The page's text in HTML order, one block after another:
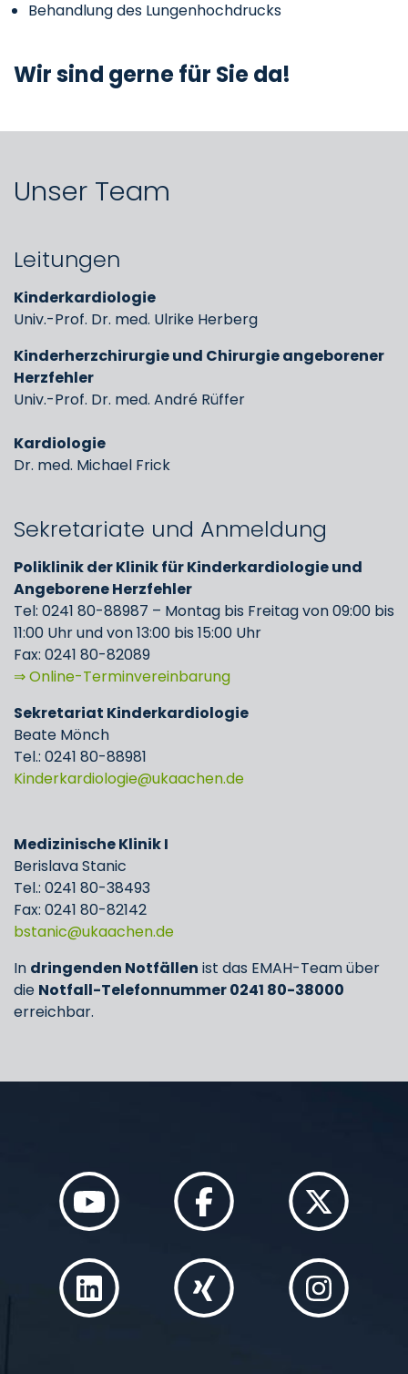
Behandlung des Lungenhochdrucks
Wir sind gerne für Sie da!
Unser Team
Leitungen
Kinderkardiologie
Univ.-Prof. Dr. med. Ulrike Herberg
Kinderherzchirurgie und Chirurgie angeborener
Herzfehler
Univ.-Prof. Dr. med. André Rüffer
Kardiologie
Dr. med. Michael Frick
Sekretariate und Anmeldung
Poliklinik der Klinik für Kinderkardiologie und
Angeborene Herzfehler
Tel: 0241 80-88987 – Montag bis Freitag von 09:00 bis
11:00 Uhr und von 13:00 bis 15:00 Uhr
Fax: 0241 80-82089
⇒ Online-Terminvereinbarung
Sekretariat Kinderkardiologie
Beate Mönch
Tel.: 0241 80-88981
Kinderkardiologie
ukaachende
Medizinische Klinik I
Berislava Stanic
Tel.: 0241 80-38493
Fax: 0241 80-82142
bstanic
ukaachende
In dringenden Notfällen ist das EMAH-Team über
die Notfall-Telefonnummer 0241 80-38000
erreichbar.